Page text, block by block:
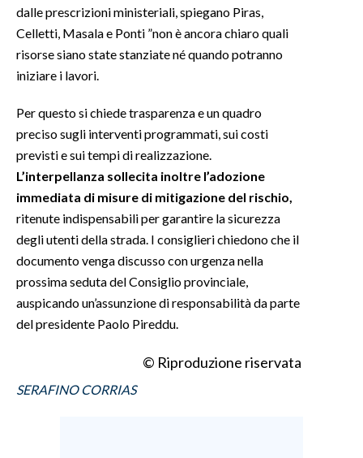
dalle prescrizioni ministeriali, spiegano Piras,
Celletti, Masala e Ponti ”non è ancora chiaro quali
risorse siano state stanziate né quando potranno
iniziare i lavori.
Per questo si chiede trasparenza e un quadro
preciso sugli interventi programmati, sui costi
previsti e sui tempi di realizzazione.
L’interpellanza sollecita inoltre l’adozione
immediata di misure di mitigazione del rischio,
ritenute indispensabili per garantire la sicurezza
degli utenti della strada. I consiglieri chiedono che il
documento venga discusso con urgenza nella
prossima seduta del Consiglio provinciale,
auspicando un’assunzione di responsabilità da parte
del presidente Paolo Pireddu.
© Riproduzione riservata
SERAFINO CORRIAS